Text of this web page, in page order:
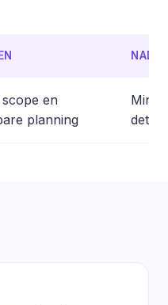
en
planning